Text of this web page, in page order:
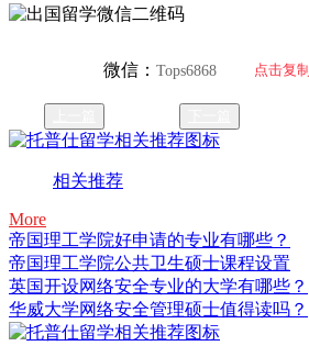
微信：Tops6868 点击复制
相关推荐
More
帝国理工学院好申请的专业有哪些？
帝国理工学院公共卫生硕士课程设置
英国开设网络安全专业的大学有哪些？
华威大学网络安全管理硕士值得读吗？